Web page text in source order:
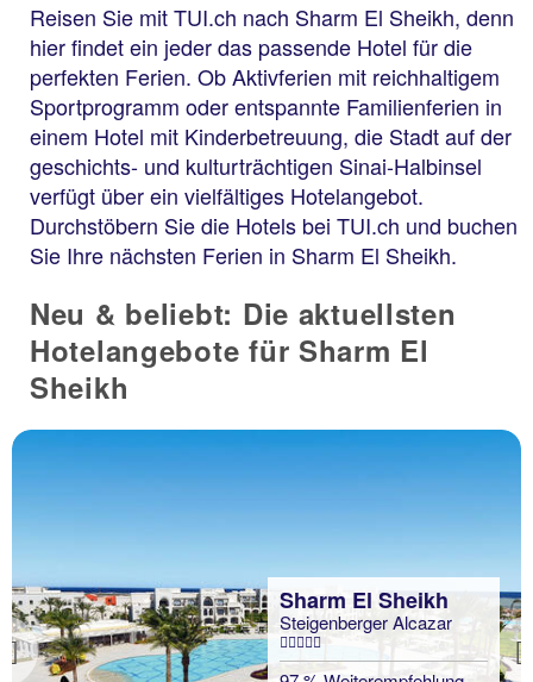
Reisen Sie mit TUI.ch nach Sharm El Sheikh, denn
hier findet ein jeder das passende Hotel für die
perfekten Ferien. Ob Aktivferien mit reichhaltigem
Sportprogramm oder entspannte Familienferien in
einem Hotel mit Kinderbetreuung, die Stadt auf der
geschichts- und kulturträchtigen Sinai-Halbinsel
verfügt über ein vielfältiges Hotelangebot.
Durchstöbern Sie die Hotels bei TUI.ch und buchen
Sie Ihre nächsten Ferien in Sharm El Sheikh.
Neu & beliebt: Die aktuellsten
Hotelangebote für Sharm El
Sheikh
Previous
Sharm El Sheikh
Steigenberger Alcazar